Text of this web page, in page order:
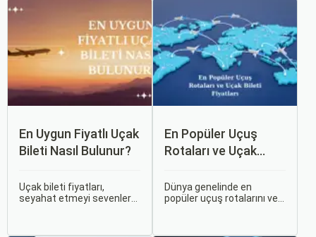
En Uygun Fiyatlı Uçak
Bileti Nasıl Bulunur?
Uçak bileti fiyatları,
seyahat etmeyi sevenler
En Popüler Uçuş
Rotaları ve Uçak
Dünya genelinde en
popüler uçuş rotalarını ve